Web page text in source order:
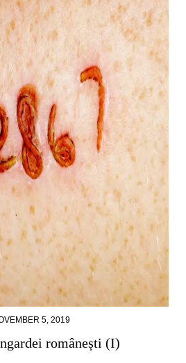
5, 2019
românești (I)